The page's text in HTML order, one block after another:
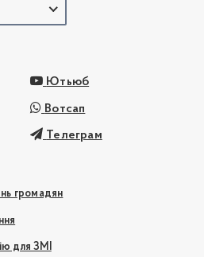
Ютьюб
Вотсап
Телеграм
громадян
для ЗМІ